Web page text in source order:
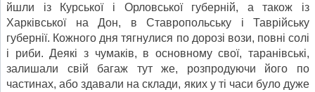
йшли із Курської і Орловської губерній, а також із
Харківської на Дон, в Ставропольську і Таврійську
губернії. Кожного дня тягнулися по дорозі вози, повні солі
і риби. Деякі з чумаків, в основному свої, таранівські,
залишали свій багаж тут же, розпродуючи його по
частинах, або здавали на склади, яких у ті часи було дуже